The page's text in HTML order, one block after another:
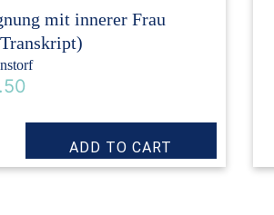
mit innerer Frau